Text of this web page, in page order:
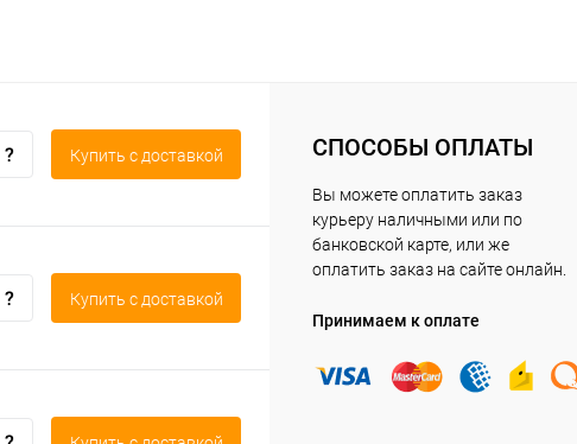
Купить c доставкой
Купить c доставкой
СПОСОБЫ ОПЛАТЫ
Вы можете оплатить заказ
курьеру наличными или по
банковской карте, или же
оплатить заказ на сайте онлайн.
Принимаем к оплате